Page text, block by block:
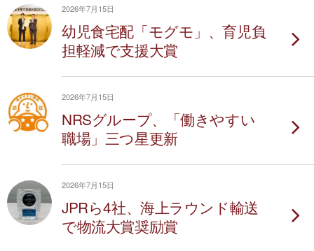
2026年7月15日
幼児食宅配「モグモ」、育児負
担軽減で支援大賞
2026年7月15日
NRSグループ、「働きやすい
職場」三つ星更新
2026年7月15日
JPRら4社、海上ラウンド輸送
で物流大賞奨励賞